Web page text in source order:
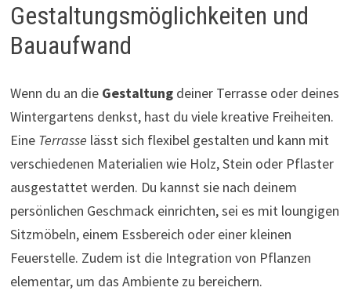
Gestaltungsmöglichkeiten und
Bauaufwand
Wenn du an die Gestaltungdeiner Terrasse oder deines
Wintergartens denkst, hast du viele kreative Freiheiten.
Eine Terrasse lässt sich flexibel gestalten und kann mit
verschiedenen Materialien wie Holz, Stein oder Pflaster
ausgestattet werden. Du kannst sie nach deinem
persönlichen Geschmack einrichten, sei es mit loungigen
Sitzmöbeln, einem Essbereich oder einer kleinen
Feuerstelle. Zudem ist die Integration von Pflanzen
elementar, um das Ambiente zu bereichern.